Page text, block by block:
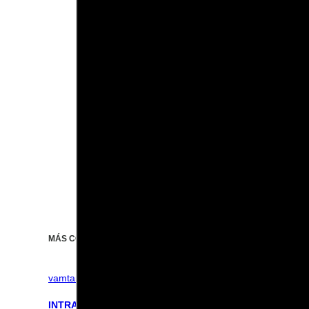
MÁS CONTENIDO RELACIONADO!
vamtam-theme-circle-post
INTRADÍA EN MERCADOS AMERICANOS: Futuro